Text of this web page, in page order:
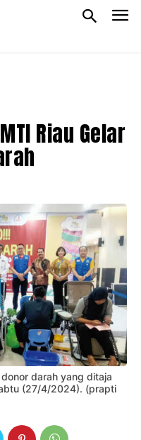
Riau Gelar
darah yang ditaja
(27/4/2024). (prapti